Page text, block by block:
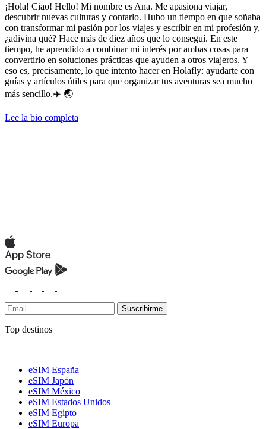
¡Hola! Ciao! Hello! Mi nombre es Ana. Me apasiona viajar,
descubrir nuevas culturas y contarlo. Hubo un tiempo en que soñaba
con transformar mi pasión por los viajes y escribir en mi profesión y,
¿adivina qué? Hace más de diez años que lo conseguí. En este
tiempo, he aprendido a combinar mi interés por ambas cosas para
convertirlo en soluciones prácticas que ayuden a otros viajeros. Y
eso es, precisamente, lo que intento hacer en Holafly: ayudarte con
guías y artículos útiles para que organizar tus aventuras sea mucho
más sencillo.✈️ 🌏
Lee la bio completa
Suscribirme
Top destinos
eSIM España
eSIM Japón
eSIM México
eSIM Estados Unidos
eSIM Egipto
eSIM Europa